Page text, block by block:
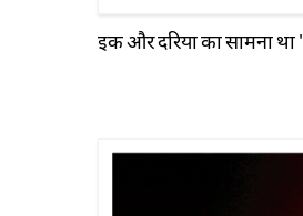
इक और दरिया का सामना